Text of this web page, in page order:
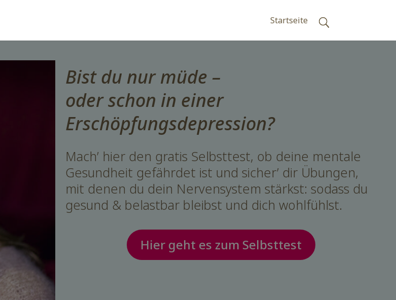
Startseite
Bist du nur müde –
oder schon in einer
Erschöpfungsdepression?
Mach’ hier den gratis Selbsttest, ob deine mentale
Gesundheit gefährdet ist und sicher’ dir Übungen,
mit denen du dein Nervensystem stärkst: sodass du
gesund & belastbar bleibst und dich wohlfühlst.
Hier geht es zum Selbsttest